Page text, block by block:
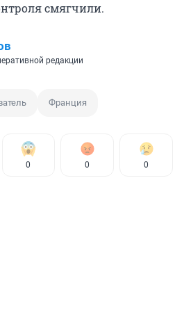
смягчили.
редакции
Франция
0 0 0